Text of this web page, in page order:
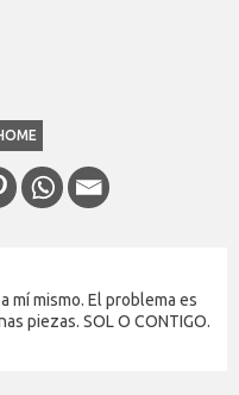
mí mismo. El problema es
piezas. SOL O CONTIGO.